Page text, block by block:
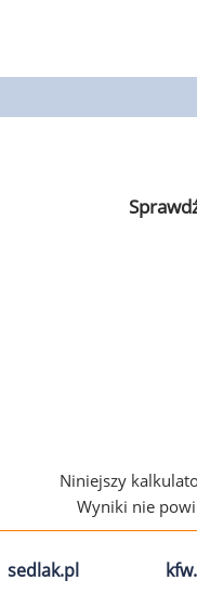
Niniejszy
Wyniki nie
sedlak.pl